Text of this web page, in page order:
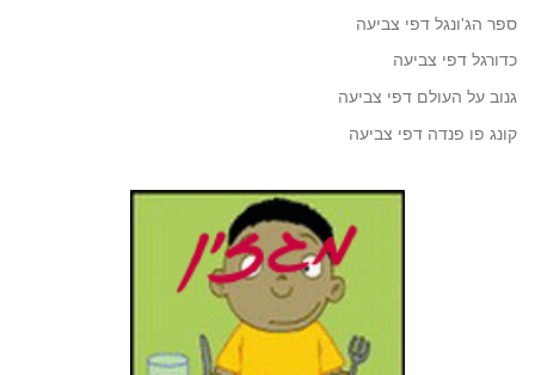
ספר הג'ונגל דפי צביעה
כדורגל דפי צביעה
גנוב על העולם דפי צביעה
קונג פו פנדה דפי צביעה